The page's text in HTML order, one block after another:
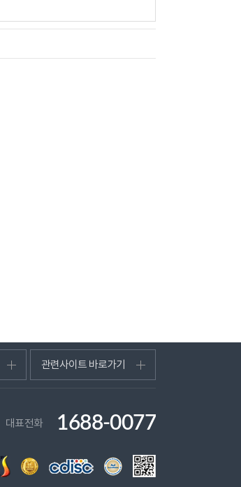
관련사이트 바로가기
대표전화 1688-0077